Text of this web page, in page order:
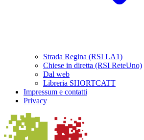
Strada Regina (RSI LA1)
Chiese in diretta (RSI ReteUno)
Dal web
Libreria SHORTCATT
Impressum e contatti
Privacy